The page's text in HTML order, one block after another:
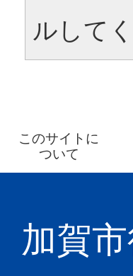
ルして
このサイトに
ついて
加賀